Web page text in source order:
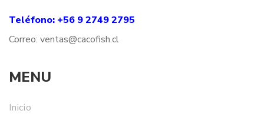
Teléfono: +56 9 2749 2795
Correo: ventas@cacofish.cl
MENU
Inicio